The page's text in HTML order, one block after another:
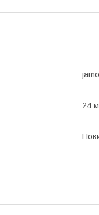
jamo
24